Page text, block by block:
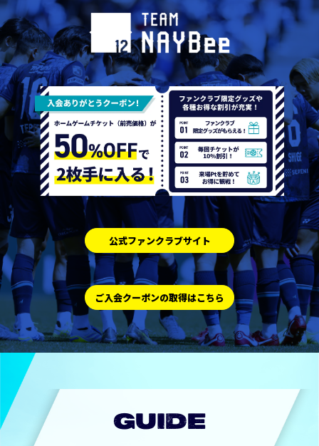
公式ファンクラブサイト
ご入会クーポンの取得はこちら
GUIDE